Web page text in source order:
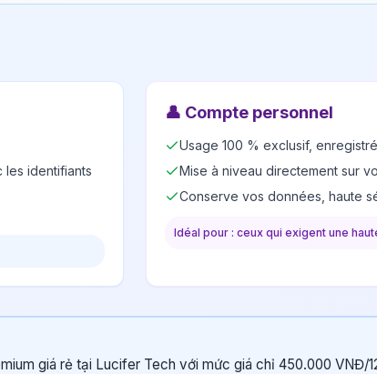
identifiants
👤 Compte personnel
Usage 100 % exclusif,
Mise à niveau directement sur
Conserve vos données, haute
Idéal pour : ceux qui exigent une
giá rẻ tại Lucifer Tech với mức giá chỉ 450.000 VNĐ/